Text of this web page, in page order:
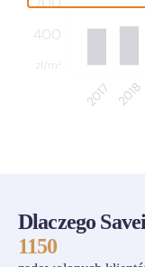
Dlaczego
1150